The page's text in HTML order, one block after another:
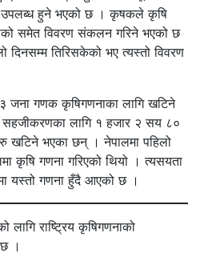
हुने भएको छ । कृषकले कृषि
समेत विवरण संकलन गरिने भएको छ
दिनसम्म तिरिसकेको भए त्यस्तो विवरण
जना गणक कृषिगणनाका लागि खटिने
लागि १ हजार २ सय ८०
खटिने भएका छन् । नेपालमा पहिलो
कृषि गणना गरिएको थियो । त्यसयता
यस्तो गणना हुँदै आएको छ ।
लागि राष्ट्रिय कृषिगणनाको
।